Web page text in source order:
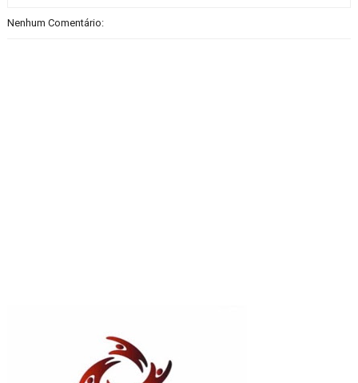
Nenhum Comentário: